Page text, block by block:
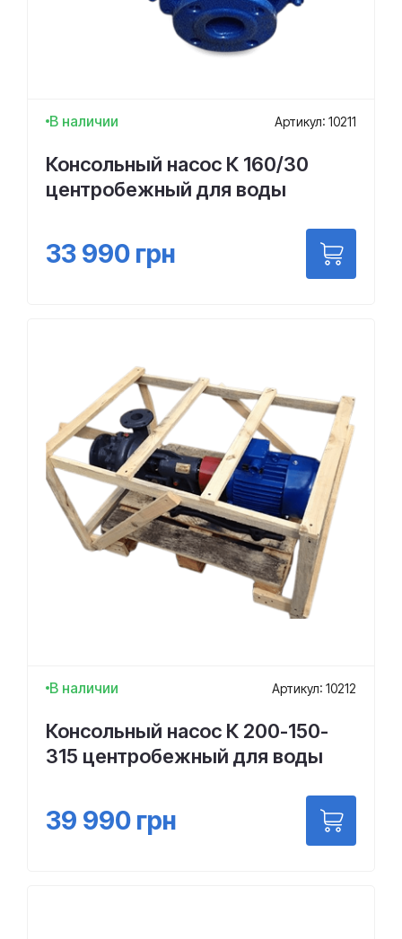
В наличии Артикул: 10211
Консольный насос К 160/30
центробежный для воды
33 990 грн
В наличии Артикул: 10212
Консольный насос К 200-150-
315 центробежный для воды
39 990 грн